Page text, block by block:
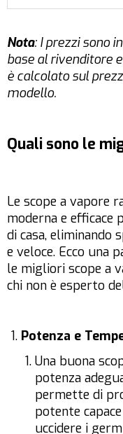
Nota: I prezzi sono
base al rivenditore
è calcolato sul
modello.
Quali sono le
Le scope a vapore
moderna e
di casa, eliminando
e veloce. Ecco una
le migliori scope a
chi non è esperto
Potenza e
Una buona
potenza
permette di
potente
uccidere i